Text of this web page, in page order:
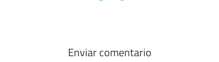
Enviar comentario